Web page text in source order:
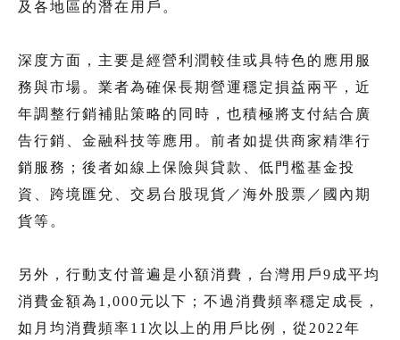
及各地區的潛在用戶。
深度方面，主要是經營利潤較佳或具特色的應用服
務與市場。業者為確保長期營運穩定損益兩平，近
年調整行銷補貼策略的同時，也積極將支付結合廣
告行銷、金融科技等應用。前者如提供商家精準行
銷服務；後者如線上保險與貸款、低門檻基金投
資、跨境匯兌、交易台股現貨／海外股票／國內期
貨等。
另外，行動支付普遍是小額消費，台灣用戶9成平均
消費金額為1,000元以下；不過消費頻率穩定成長，
如月均消費頻率11次以上的用戶比例，從2022年